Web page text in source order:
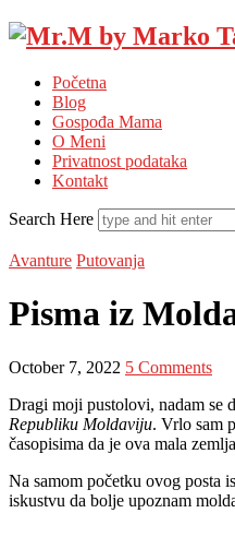
Početna
Blog
Gospođa Mama
O Meni
Privatnost podataka
Kontakt
Search Here
Avanture Putovanja
Pisma iz
October 7, 2022 5 Comments
Dragi moji pustolovi, nadam se
Republiku Moldaviju. Vrlo sam
časopisima da je ova mala
Na samom početku ovog posta
iskustvu da bolje upoznam